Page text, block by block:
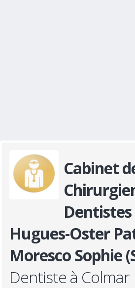
Cabinet
Hugues-Oster
Moresco Sophie
Dentiste à Colmar